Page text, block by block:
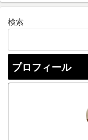
検索
プロフィール